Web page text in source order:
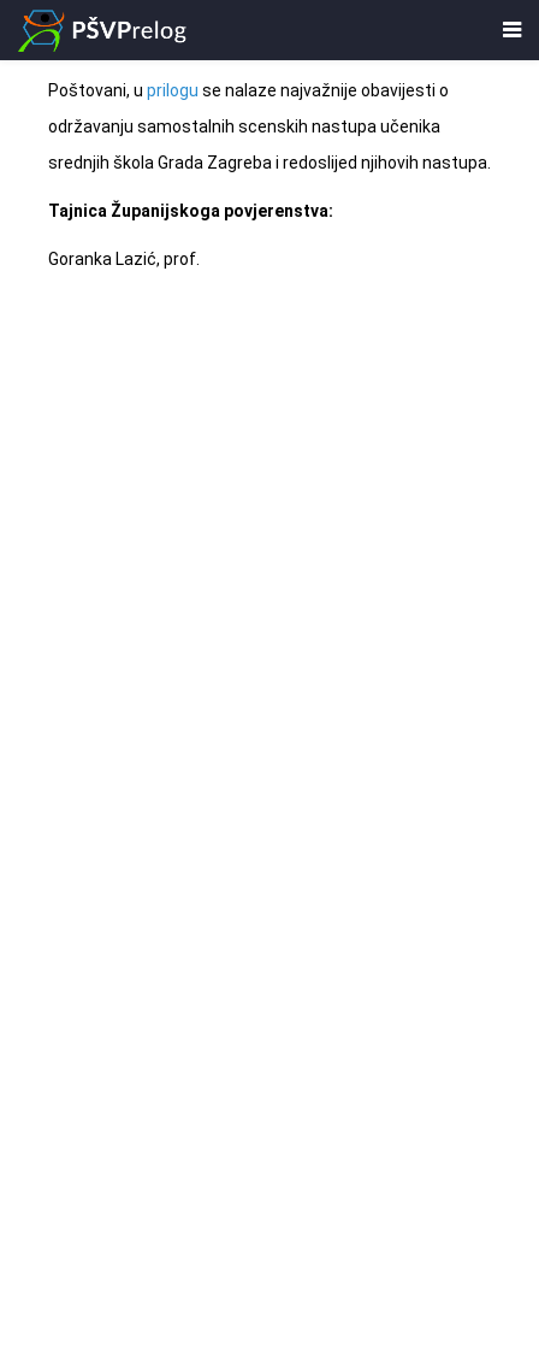
Poštovani, u prilogu se nalaze najvažnije obavijesti o
održavanju samostalnih scenskih nastupa učenika
srednjih škola Grada Zagreba i redoslijed njihovih nastupa.
Tajnica Županijskoga povjerenstva:
Goranka Lazić, prof.